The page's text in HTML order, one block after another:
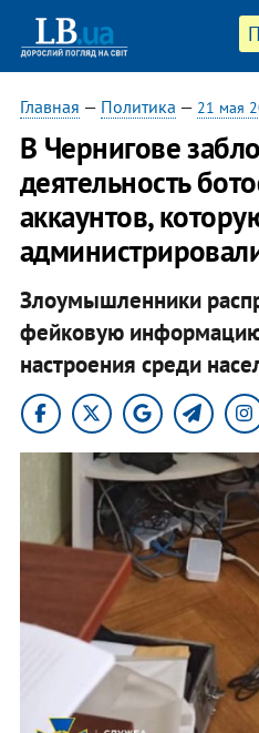
Главная — Политика — 21 мая
В Чернигове
деятельность
аккаунтов,
Злоумышленники
фейковую
настроения среди